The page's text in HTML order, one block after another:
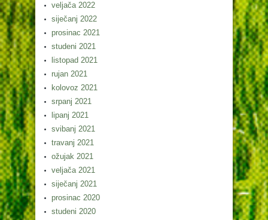
veljača 2022
siječanj 2022
prosinac 2021
studeni 2021
listopad 2021
rujan 2021
kolovoz 2021
srpanj 2021
lipanj 2021
svibanj 2021
travanj 2021
ožujak 2021
veljača 2021
siječanj 2021
prosinac 2020
studeni 2020